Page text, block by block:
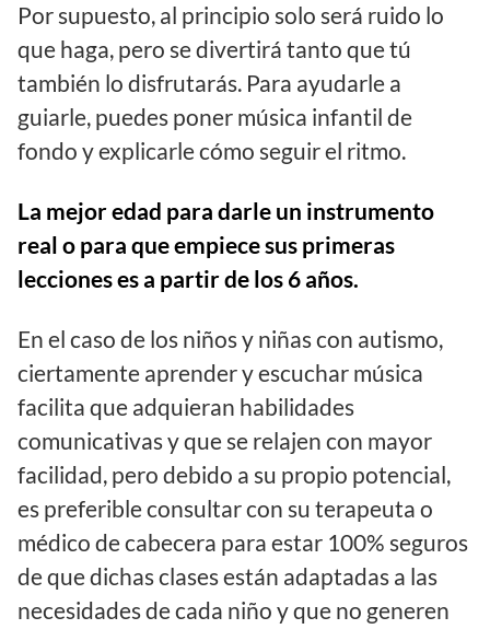
Por supuesto, al principio solo será ruido lo
que haga, pero se divertirá tanto que tú
también lo disfrutarás. Para ayudarle a
guiarle, puedes poner música infantil de
fondo y explicarle cómo seguir el ritmo.
La mejor edad para darle un instrumento
real o para que empiece sus primeras
lecciones es a partir de los 6 años.
En el caso de los niños y niñas con autismo,
ciertamente aprender y escuchar música
facilita que adquieran habilidades
comunicativas y que se relajen con mayor
facilidad, pero debido a su propio potencial,
es preferible consultar con su terapeuta o
médico de cabecera para estar 100% seguros
de que dichas clases están adaptadas a las
necesidades de cada niño y que no generen